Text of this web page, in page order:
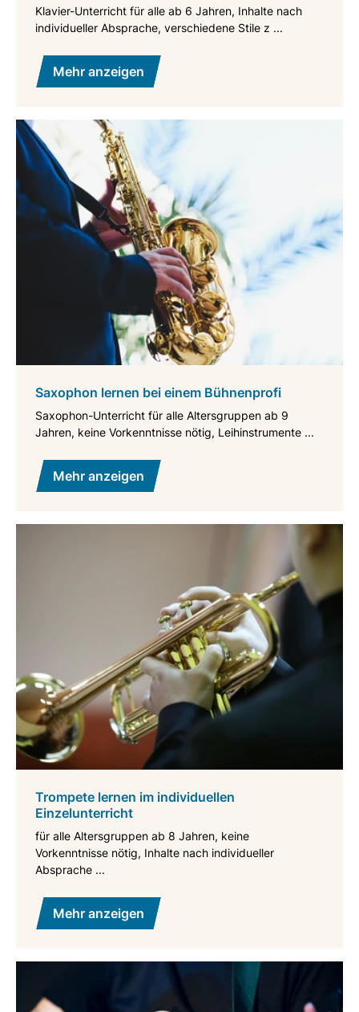
Klavier-Unterricht für alle ab 6 Jahren, Inhalte nach
individueller Absprache, verschiedene Stile z ...
Mehr anzeigen
Saxophon lernen bei einem Bühnenprofi
Saxophon-Unterricht für alle Altersgruppen ab 9
Jahren, keine Vorkenntnisse nötig, Leihinstrumente ...
Mehr anzeigen
Trompete lernen im individuellen
Einzelunterricht
für alle Altersgruppen ab 8 Jahren, keine
Vorkenntnisse nötig, Inhalte nach individueller
Absprache ...
Mehr anzeigen